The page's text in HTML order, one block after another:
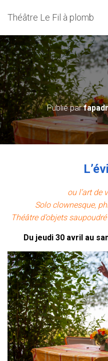
Théâtre Le Fil à plomb
L’évitation –
samedi 02
Publié par
ou l’art de
Solo clownesque,
Théâtre d’objets
Du jeudi 30 avril au